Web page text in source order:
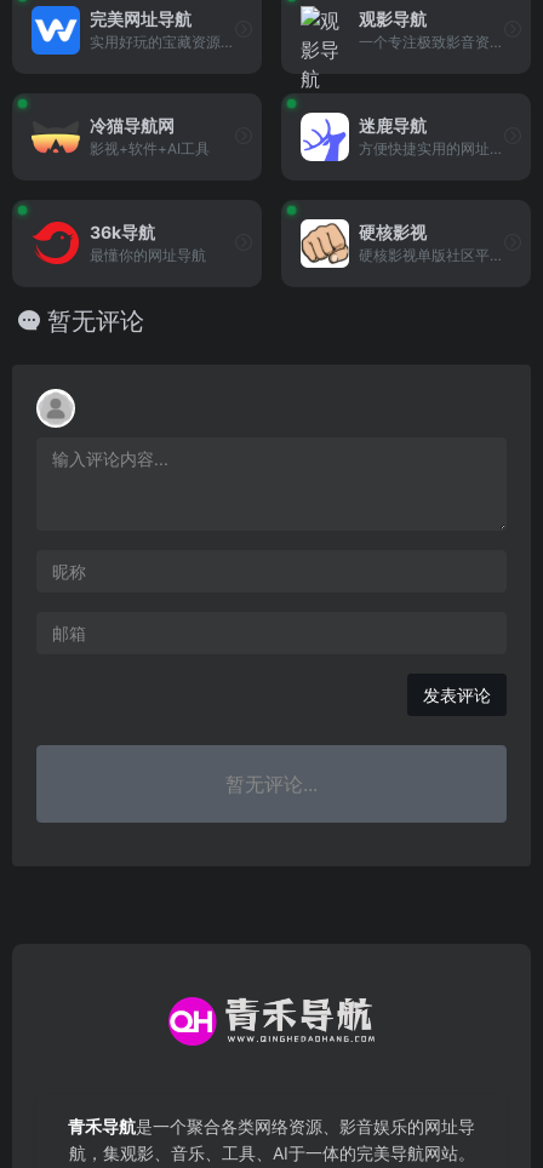
完美网址导航
实用好玩的宝藏资源导航网
观影导航
一个专注极致影音资源的导航网站
冷猫导航网
影视+软件+AI工具
迷鹿导航
方便快捷实用的网址导航
36k导航
最懂你的网址导航
硬核影视
硬核影视单版社区平台，影视爱好者的聚集地的
暂无评论
发表评论
暂无评论...
青禾导航是一个聚合各类网络资源、影音娱乐的网址导
航，集观影、音乐、工具、AI于一体的完美导航网站。